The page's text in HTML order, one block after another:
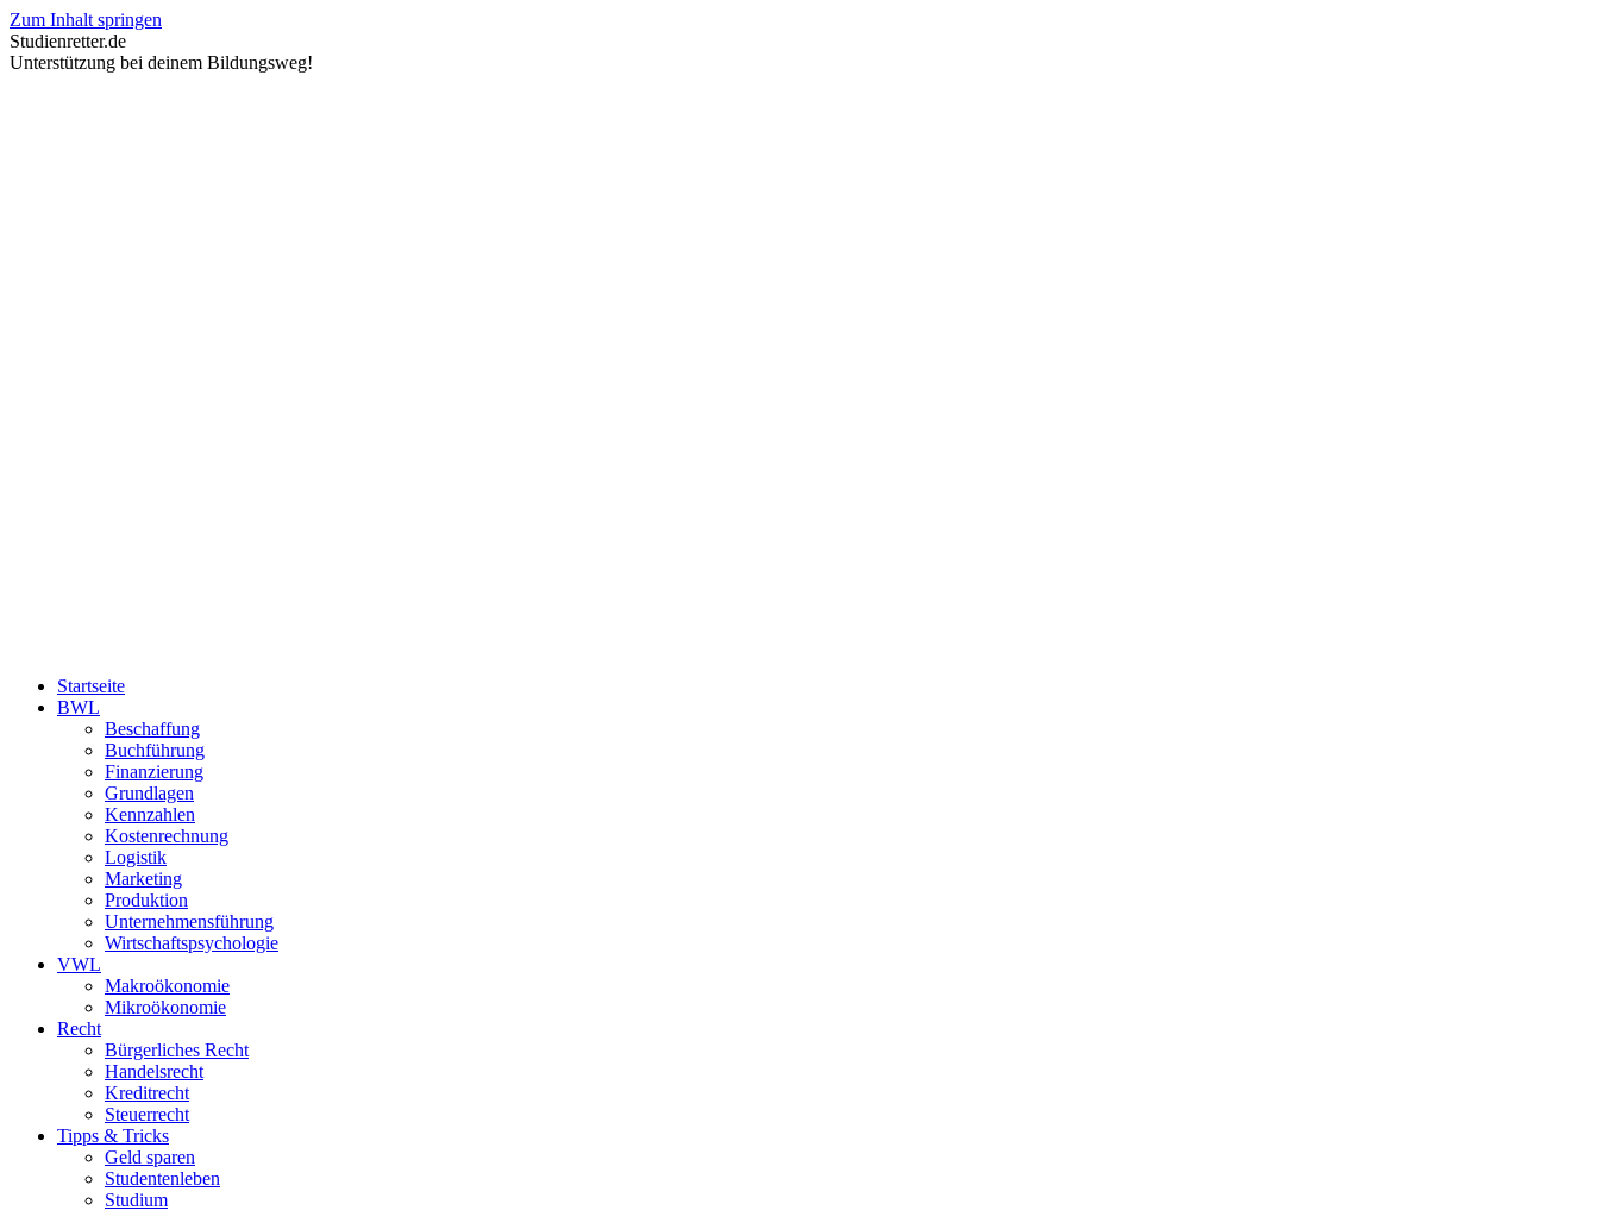
Zum Inhalt springen
Studienretter.de
Unterstützung bei deinem Bildungsweg!
Startseite
BWL
Beschaffung
Buchführung
Finanzierung
Grundlagen
Kennzahlen
Kostenrechnung
Logistik
Marketing
Produktion
Unternehmensführung
Wirtschaftspsychologie
VWL
Makroökonomie
Mikroökonomie
Recht
Bürgerliches Recht
Handelsrecht
Kreditrecht
Steuerrecht
Tipps & Tricks
Geld sparen
Studentenleben
Studium